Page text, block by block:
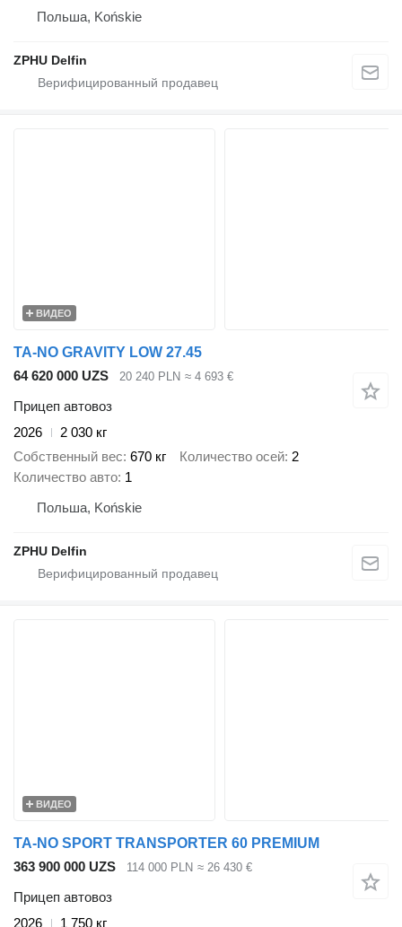
Польша, Końskie
ZPHU Delfin
ВИДЕО
TA-NO GRAVITY LOW 27.45
64 620 000 UZS
20 240 PLN ≈ 4 693 €
Прицеп автовоз
2026
2 030 кг
Собственный вес 670 кг Количество осей 2
Количество авто 1
Польша, Końskie
ZPHU Delfin
ВИДЕО
TA-NO SPORT TRANSPORTER 60 PREMIUM
363 900 000 UZS
114 000 PLN ≈ 26 430 €
Прицеп автовоз
2026
1 750 кг